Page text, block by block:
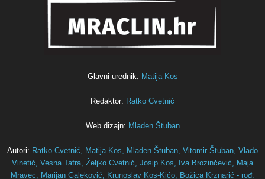
Glavni urednik: Matija Kos
Redaktor: Ratko Cvetnić
Web dizajn: Mladen Štuban
Autori: Ratko Cvetnić, Matija Kos, Mladen Štuban, Vitomir Štuban, Vlado
Vinetić, Vesna Tafra, Željko Cvetnić, Josip Kos, Iva Brozinčević, Maja
Mravec, Marijan Galeković, Krunoslav Kos-Kićo, Božica Krznarić - rođ.